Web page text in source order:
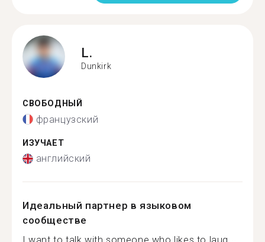
L.
Dunkirk
СВОБОДНЫЙ
французский
ИЗУЧАЕТ
английский
Идеальный партнер в языковом
сообществе